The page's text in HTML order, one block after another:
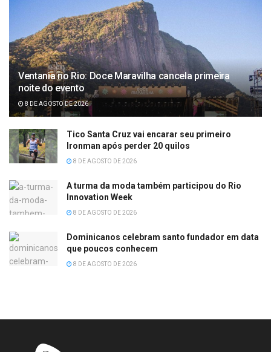
Ventania no Rio: Doce Maravilha cancela primeira
noite do evento
8 DE AGOSTO DE 2026
Tico Santa Cruz vai encarar seu primeiro
Ironman após perder 20 quilos
8 DE AGOSTO DE 2026
A turma da moda também participou do Rio
Innovation Week
8 DE AGOSTO DE 2026
Dominicanos celebram santo fundador em data
que poucos conhecem
8 DE AGOSTO DE 2026